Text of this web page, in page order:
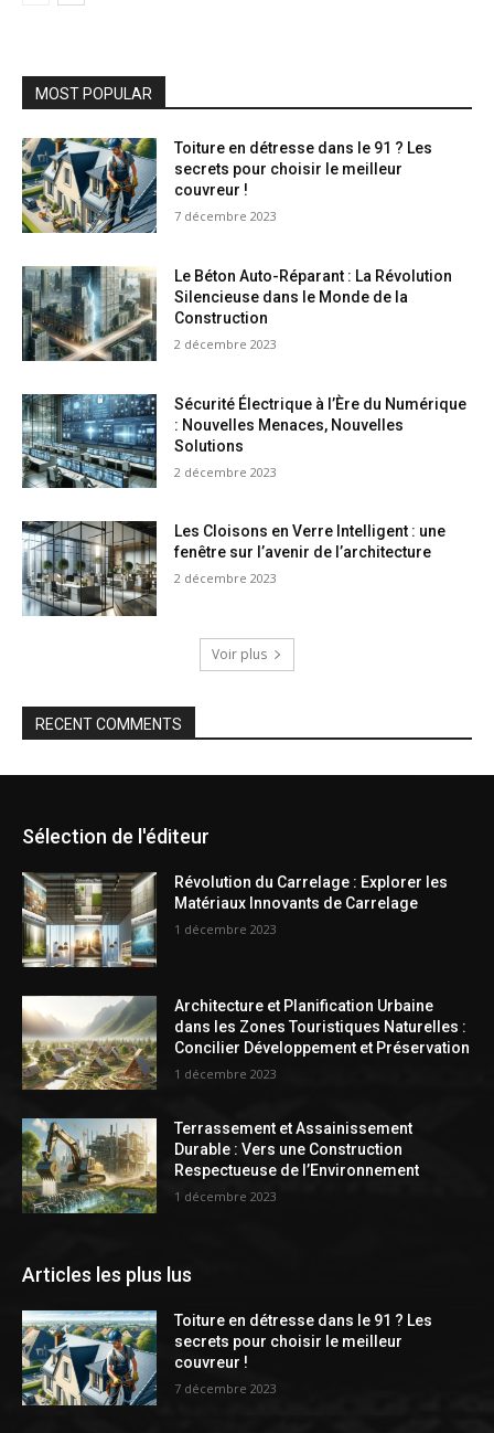
MOST POPULAR
Toiture en détresse dans le 91 ? Les
secrets pour choisir le meilleur
couvreur !
7 décembre 2023
Le Béton Auto-Réparant : La Révolution
Silencieuse dans le Monde de la
Construction
2 décembre 2023
Sécurité Électrique à l’Ère du Numérique
: Nouvelles Menaces, Nouvelles
Solutions
2 décembre 2023
Les Cloisons en Verre Intelligent : une
fenêtre sur l’avenir de l’architecture
2 décembre 2023
Voir plus
RECENT COMMENTS
Sélection de l'éditeur
Révolution du Carrelage : Explorer les
Matériaux Innovants de Carrelage
1 décembre 2023
Architecture et Planification Urbaine
dans les Zones Touristiques Naturelles :
Concilier Développement et Préservation
1 décembre 2023
Terrassement et Assainissement
Durable : Vers une Construction
Respectueuse de l’Environnement
1 décembre 2023
Articles les plus lus
Toiture en détresse dans le 91 ? Les
secrets pour choisir le meilleur
couvreur !
7 décembre 2023